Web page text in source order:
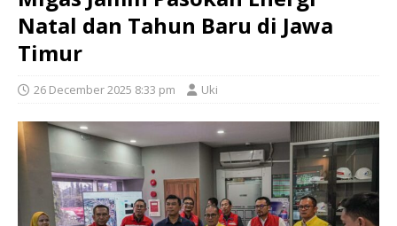
Natal dan Tahun Baru di Jawa
Timur
26 December 2025 8:33 pm Uki